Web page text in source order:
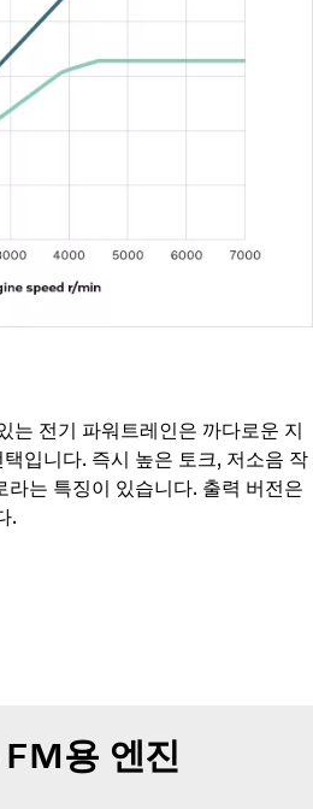
는 전기 파워트레인은 까다로운 지
입니다. 즉시 높은 토크, 저소음 작
라는 특징이 있습니다. 출력 버전은
.
용 엔진